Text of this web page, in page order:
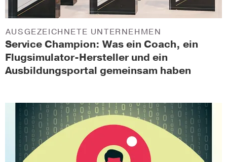
Service Champion: Was ein Coach, ein
Flugsimulator-Hersteller und ein
Ausbildungsportal gemeinsam haben
AUSGEZEICHNETE UNTERNEHMEN